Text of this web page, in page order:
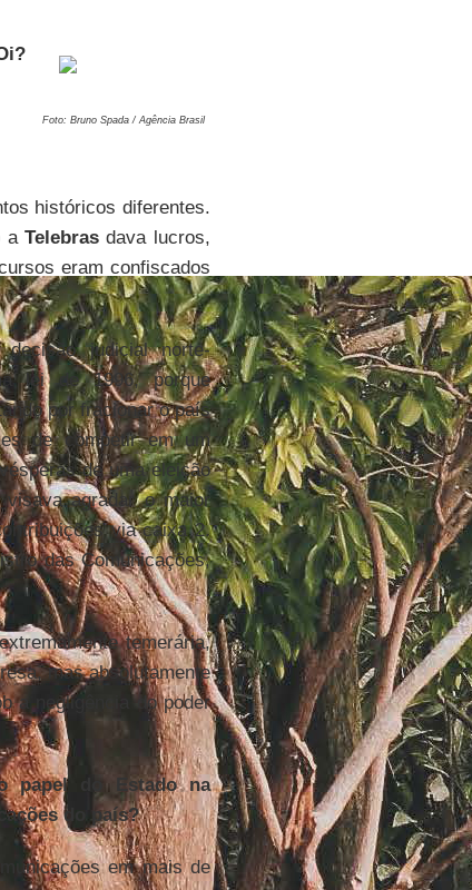
Foto: Bruno Spada / Agência Brasil
históricos diferentes.
aTelebras dava lucros,
eram confiscados
judicial norte-
lei de 1996, porque
por fracionar o país
de competir em um
de uma eleição
visava agradar o maior
via caixa 2.
das Comunicações,
temerária,
mas absolutamente
a negligência do poder
papel do Estado na
do país?
em mais de